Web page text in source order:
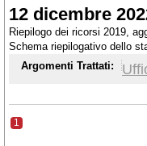
12 dicembre
Riepilogo dei ricorsi 2019,
Schema riepilogativo dello
di Stato ed al Presidente
Argomenti Trattati:
1